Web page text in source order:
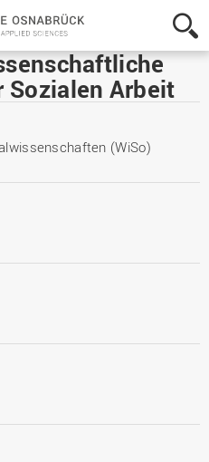
Hochschule
Osnabrück
-
University
of
Applied
Sozialen Arbeit
(WiSo)